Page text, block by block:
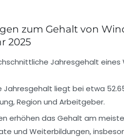
zum Gehalt von
2025
Jahresgehalt eines
Jahresgehalt liegt bei etwa
Region und Arbeitgeber.
erhöhen das Gehalt am
und Weiterbildungen,